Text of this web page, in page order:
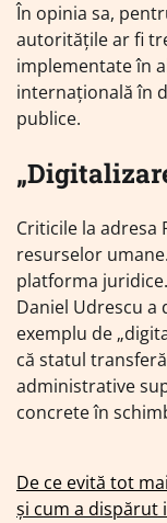
În opinia sa,
autoritățile ar fi
implementate în
internațională în
publice.
Criticile la adresa
resurselor
platforma
Daniel Udrescu a
exemplu de
că statul
administrative
concrete în
De ce evită tot
și cum a dispărut